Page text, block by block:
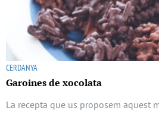
CERDANYA
Garoines de xocolata
La recepta que us proposem aquest